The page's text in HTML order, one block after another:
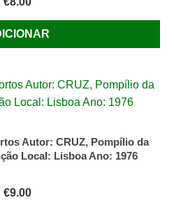
Autor: CRUZ, Pompílio da
Local: Lisboa Ano: 1976
€9.00